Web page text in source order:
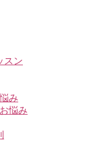
スン
み
悩み